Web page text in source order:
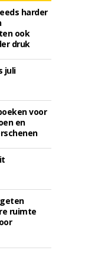
harder
ook
druk
juli
voor
en
ruimte